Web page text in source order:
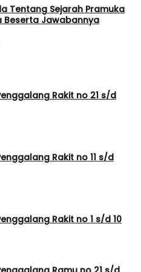
Tentang Sejarah Pramuka
Beserta Jawabannya
Rakit no 21 s/d
Rakit no 11 s/d
Rakit no 1 s/d 10